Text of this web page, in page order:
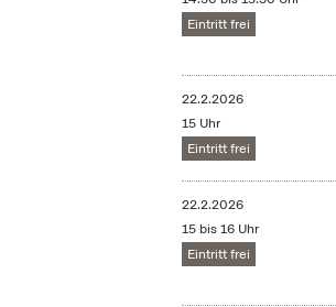
Eintritt frei
22.2.2026
15 Uhr
Eintritt frei
22.2.2026
15 bis 16 Uhr
Eintritt frei